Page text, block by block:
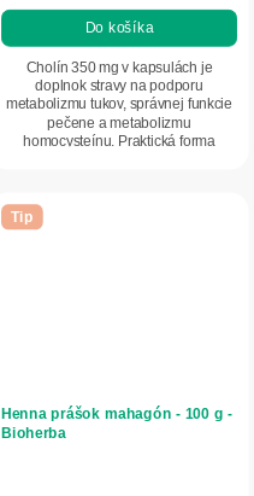
Do košíka
Cholín 350 mg v kapsulách je
doplnok stravy na podporu
metabolizmu tukov, správnej funkcie
pečene a metabolizmu
homocysteínu. Praktická forma
Tip
Henna prášok mahagón - 100 g -
Bioherba